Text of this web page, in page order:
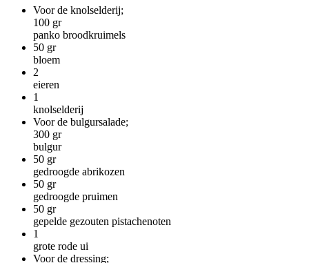
Voor de knolselderij;
100 gr
panko broodkruimels
50 gr
bloem
2
eieren
1
knolselderij
Voor de bulgursalade;
300 gr
bulgur
50 gr
gedroogde abrikozen
50 gr
gedroogde pruimen
50 gr
gepelde gezouten pistachenoten
1
grote rode ui
Voor de dressing;